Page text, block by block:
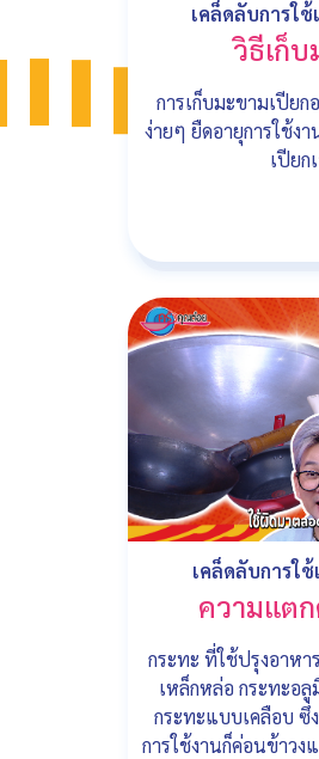
เคล็ดลับการใช้
วิธีเก็
การเก็บมะขามเปียก
ง่ายๆ ยืดอายุการใช้ง
เปียก
เคล็ดลับการใช้
ความแต
กระทะ ที่ใช้ปรุงอาห
เหล็กหล่อ กระทะอ
กระทะแบบเคลือบ ซึ่
การใช้งานก็ค่อนข้าว